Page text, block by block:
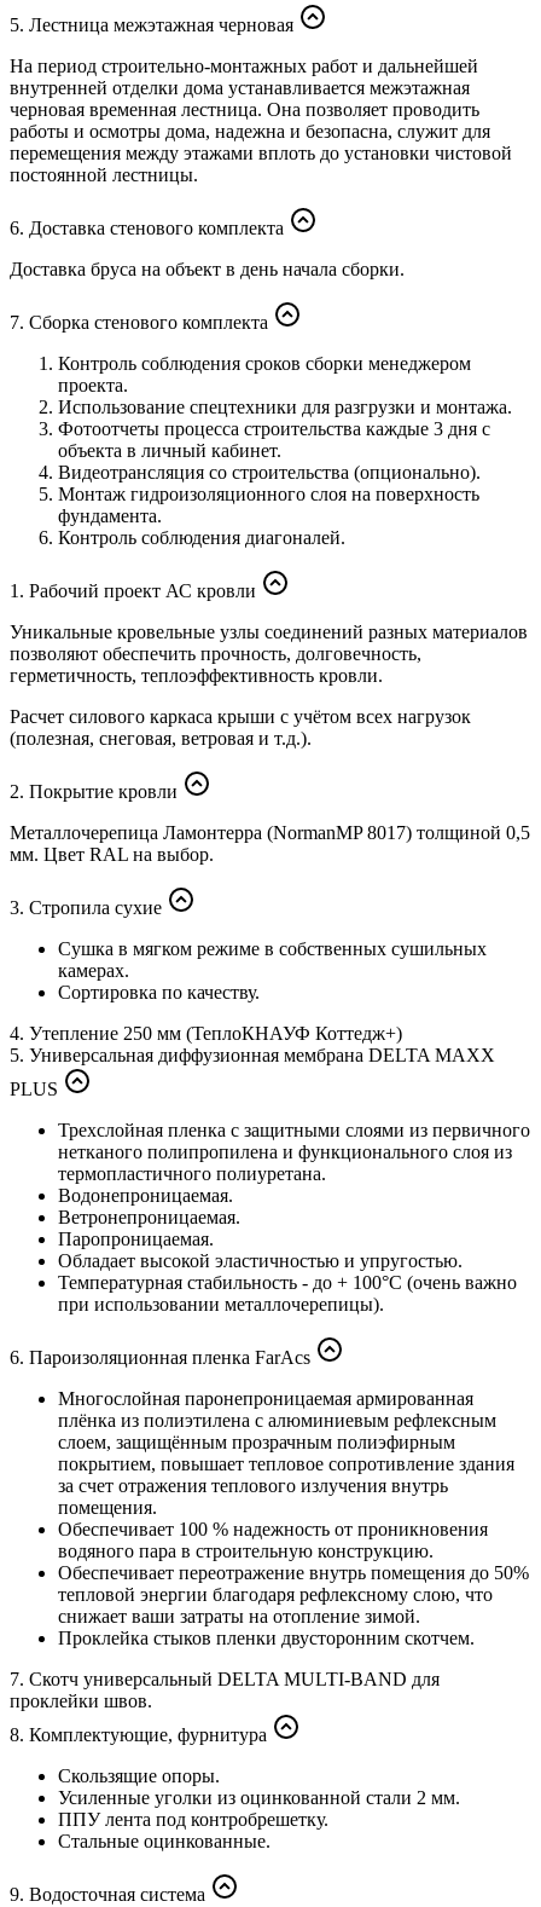
5. Лестница межэтажная черновая
На период строительно-монтажных работ и дальнейшей
внутренней отделки дома устанавливается межэтажная
черновая временная лестница. Она позволяет проводить
работы и осмотры дома, надежна и безопасна, служит для
перемещения между этажами вплоть до установки чистовой
постоянной лестницы.
6. Доставка стенового комплекта
Доставка бруса на объект в день начала сборки.
7. Сборка стенового комплекта
Контроль соблюдения сроков сборки менеджером
проекта.
Использование спецтехники для разгрузки и монтажа.
Фотоотчеты процесса строительства каждые 3 дня с
объекта в личный кабинет.
Видеотрансляция со строительства (опционально).
Монтаж гидроизоляционного слоя на поверхность
фундамента.
Контроль соблюдения диагоналей.
1. Рабочий проект АС кровли
Уникальные кровельные узлы соединений разных материалов
позволяют обеспечить прочность, долговечность,
герметичность, теплоэффективность кровли.
Расчет силового каркаса крыши с учётом всех нагрузок
(полезная, снеговая, ветровая и т.д.).
2. Покрытие кровли
Металлочерепица Ламонтерра (NormanMP 8017) толщиной 0,5
мм. Цвет RAL на выбор.
3. Стропила сухие
Сушка в мягком режиме в собственных сушильных
камерах.
Сортировка по качеству.
4. Утепление 250 мм (ТеплоКНАУФ Коттедж+)
5. Универсальная диффузионная мембрана DELTA MAXX
PLUS
Трехслойная пленка с защитными слоями из первичного
нетканого полипропилена и функционального слоя из
термопластичного полиуретана.
Водонепроницаемая.
Ветронепроницаемая.
Паропроницаемая.
Обладает высокой эластичностью и упругостью.
Температурная стабильность - до + 100°C (очень важно
при использовании металлочерепицы).
6. Пароизоляционная пленка FarAcs
Многослойная паронепроницаемая армированная
плёнка из полиэтилена с алюминиевым рефлексным
слоем, защищённым прозрачным полиэфирным
покрытием, повышает тепловое сопротивление здания
за счет отражения теплового излучения внутрь
помещения.
Обеспечивает 100 % надежность от проникновения
водяного пара в строительную конструкцию.
Обеспечивает переотражение внутрь помещения до 50%
тепловой энергии благодаря рефлексному слою, что
снижает ваши затраты на отопление зимой.
Проклейка стыков пленки двусторонним скотчем.
7. Скотч универсальный DELTA MULTI-BAND для
проклейки швов.
8. Комплектующие, фурнитура
Скользящие опоры.
Усиленные уголки из оцинкованной стали 2 мм.
ППУ лента под контробрешетку.
Стальные оцинкованные.
9. Водосточная система